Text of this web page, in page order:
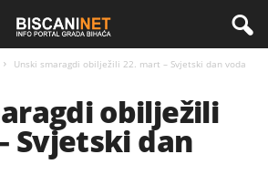
Unski smaragdi obilježili 22. mart – Svjetski dan voda
obilježili
Svjetski dan